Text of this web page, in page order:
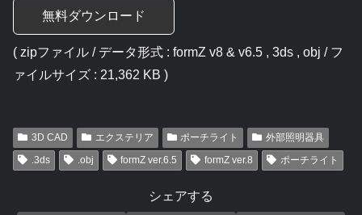
無料ダウンロード
( zipファイル / データ形式 : formZ v8 & v6.5 , 3ds , obj / フ
ァイルサイズ : 21,362 KB )
3D CAD エクステリア ポーチライト
外部照明器具
.3ds
.obj formZ ver.6.5 formZ ver.8 ポーチライト
シェアする